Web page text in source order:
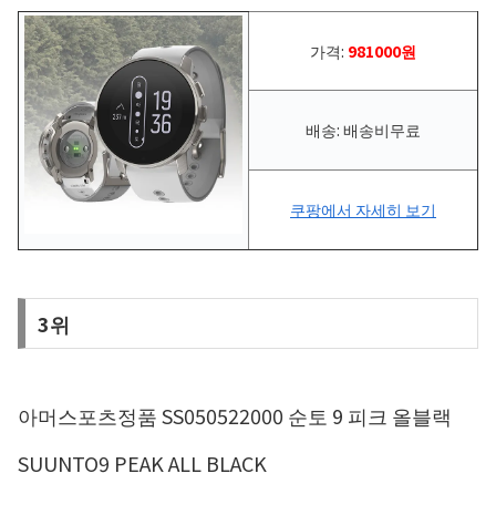
가격: 981000원
배송: 배송비무료
쿠팡에서 자세히 보기
3위
아머스포츠정품 SS050522000 순토 9 피크 올블랙
SUUNTO9 PEAK ALL BLACK